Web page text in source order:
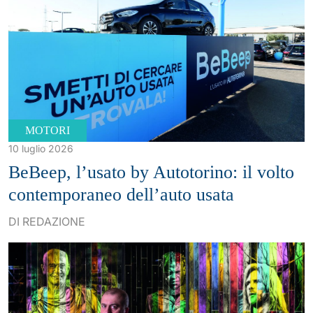
MOTORI
10 luglio 2026
BeBeep, l’usato by Autotorino: il volto
contemporaneo dell’auto usata
DI REDAZIONE